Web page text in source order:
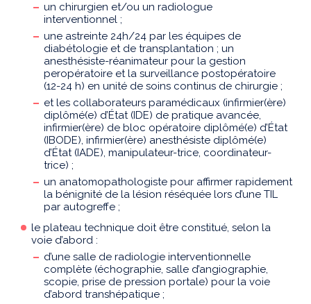
un chirurgien et/ou un radiologue
interventionnel ;
une astreinte 24h/24 par les équipes de
diabétologie et de transplantation ; un
anesthésiste-réanimateur pour la gestion
peropératoire et la surveillance postopératoire
(12-24 h) en unité de soins continus de chirurgie ;
et les collaborateurs paramédicaux (infirmier(ère)
diplômé(e) d’État (IDE) de pratique avancée,
infirmier(ère) de bloc opératoire diplômé(e) d’État
(IBODE), infirmier(ère) anesthésiste diplômé(e)
d’État (IADE), manipulateur-trice, coordinateur-
trice) ;
un anatomopathologiste pour affirmer rapidement
la bénignité de la lésion réséquée lors d’une TIL
par autogreffe ;
le plateau technique doit être constitué, selon la
voie d’abord :
d’une salle de radiologie interventionnelle
complète (échographie, salle d’angiographie,
scopie, prise de pression portale) pour la voie
d’abord transhépatique ;